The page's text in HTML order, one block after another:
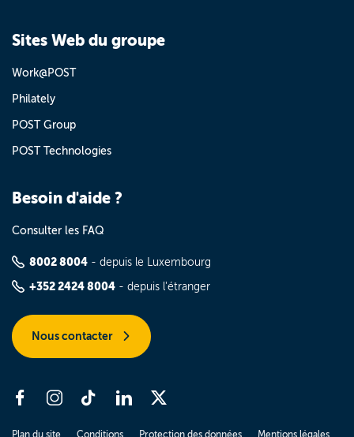
Sites Web du groupe
Work@POST
Philately
POST Group
POST Technologies
Besoin d'aide ?
Consulter les FAQ
8002 8004 - depuis le Luxembourg
+352 2424 8004 - depuis l'étranger
Nous contacter
Plan du site Conditions Protection des données Mentions légales